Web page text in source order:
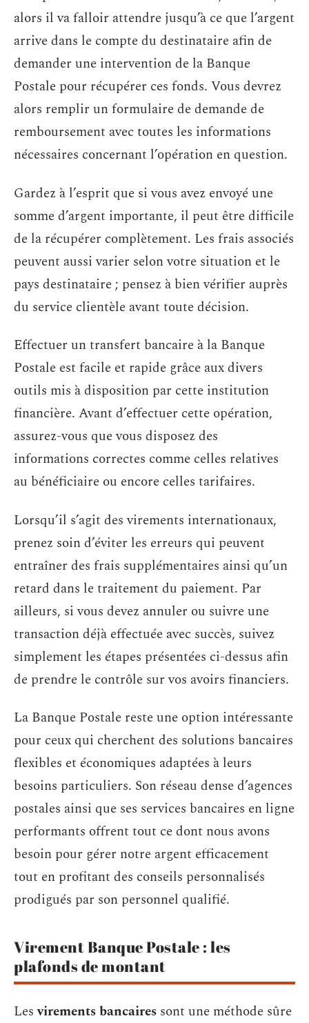
alors il va falloir attendre jusqu’à ce que l’argent
arrive dans le compte du destinataire afin de
demander une intervention de la Banque
Postale pour récupérer ces fonds. Vous devrez
alors remplir un formulaire de demande de
remboursement avec toutes les informations
nécessaires concernant l’opération en question.
Gardez à l’esprit que si vous avez envoyé une
somme d’argent importante, il peut être difficile
de la récupérer complètement. Les frais associés
peuvent aussi varier selon votre situation et le
pays destinataire ; pensez à bien vérifier auprès
du service clientèle avant toute décision.
Effectuer un transfert bancaire à la Banque
Postale est facile et rapide grâce aux divers
outils mis à disposition par cette institution
financière. Avant d’effectuer cette opération,
assurez-vous que vous disposez des
informations correctes comme celles relatives
au bénéficiaire ou encore celles tarifaires.
Lorsqu’il s’agit des virements internationaux,
prenez soin d’éviter les erreurs qui peuvent
entraîner des frais supplémentaires ainsi qu’un
retard dans le traitement du paiement. Par
ailleurs, si vous devez annuler ou suivre une
transaction déjà effectuée avec succès, suivez
simplement les étapes présentées ci-dessus afin
de prendre le contrôle sur vos avoirs financiers.
La Banque Postale reste une option intéressante
pour ceux qui cherchent des solutions bancaires
flexibles et économiques adaptées à leurs
besoins particuliers. Son réseau dense d’agences
postales ainsi que ses services bancaires en ligne
performants offrent tout ce dont nous avons
besoin pour gérer notre argent efficacement
tout en profitant des conseils personnalisés
prodigués par son personnel qualifié.
Virement Banque Postale : les
plafonds de montant
Lesvirements bancaires sont une méthode sûre